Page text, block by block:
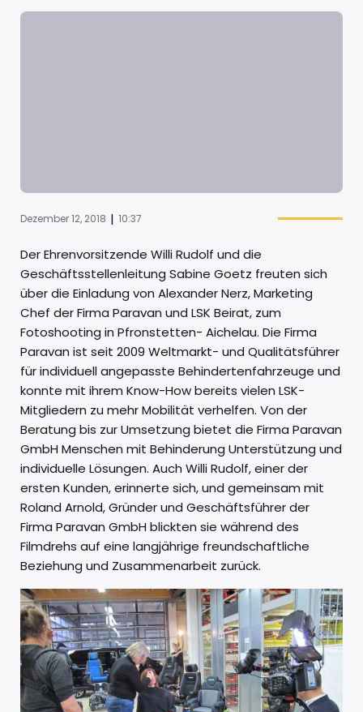
Dezember 12, 2018 | 10:37
Der Ehrenvorsitzende Willi Rudolf und die
Geschäftsstellenleitung Sabine Goetz freuten sich
über die Einladung von Alexander Nerz, Marketing
Chef der Firma Paravan und LSK Beirat, zum
Fotoshooting in Pfronstetten- Aichelau. Die Firma
Paravan ist seit 2009 Weltmarkt- und Qualitätsführer
für individuell angepasste Behindertenfahrzeuge und
konnte mit ihrem Know-How bereits vielen LSK-
Mitgliedern zu mehr Mobilität verhelfen. Von der
Beratung bis zur Umsetzung bietet die Firma Paravan
GmbH Menschen mit Behinderung Unterstützung und
individuelle Lösungen. Auch Willi Rudolf, einer der
ersten Kunden, erinnerte sich, und gemeinsam mit
Roland Arnold, Gründer und Geschäftsführer der
Firma Paravan GmbH blickten sie während des
Filmdrehs auf eine langjährige freundschaftliche
Beziehung und Zusammenarbeit zurück.